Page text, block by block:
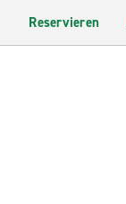
Reservieren